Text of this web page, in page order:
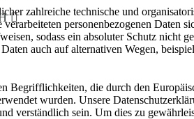
zahlreiche technische und
personenbezogenen Daten
sodass ein absoluter Schutz nicht
auch auf alternativen Wegen,
Begrifflichkeiten, die durch den
wurden. Unsere
verständlich sein. Um dies zu